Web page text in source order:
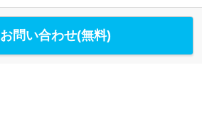
お問い合わせ(無料)